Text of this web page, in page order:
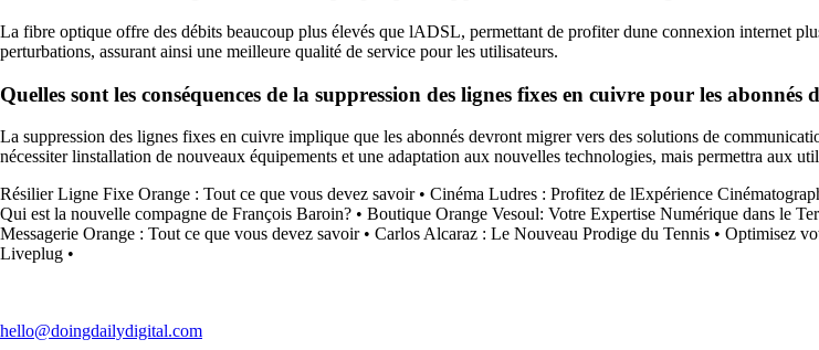
La fibre optique offre des débits beaucoup plus élevés que lADSL, permettant de profiter dune connexion internet
perturbations, assurant ainsi une meilleure qualité de service pour les utilisateurs.
Quelles sont les conséquences de la suppression des lignes fixes en cuivre pour les abonnés
La suppression des lignes fixes en cuivre implique que les abonnés devront migrer vers des solutions de
nécessiter linstallation de nouveaux équipements et une adaptation aux nouvelles technologies, mais permettra aux
Résilier Ligne Fixe Orange : Tout ce que vous devez savoir• Cinéma Ludres : Profitez de lExpérience
Qui est la nouvelle compagne de François Baroin? • Boutique Orange Vesoul: Votre Expertise Numérique dans le
Messagerie Orange : Tout ce que vous devez savoir• Carlos Alcaraz : Le Nouveau Prodige du Tennis • Optimisez
Liveplug •
hello@doingdailydigital.com